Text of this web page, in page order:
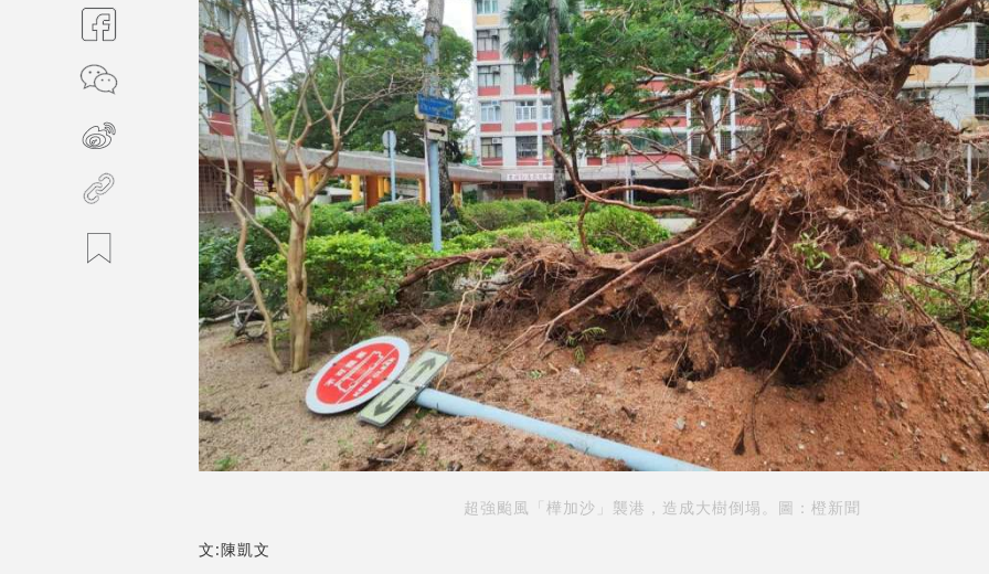
超強颱風「樺加沙」襲港，造成大樹倒塌。圖：橙新聞
文:陳凱文